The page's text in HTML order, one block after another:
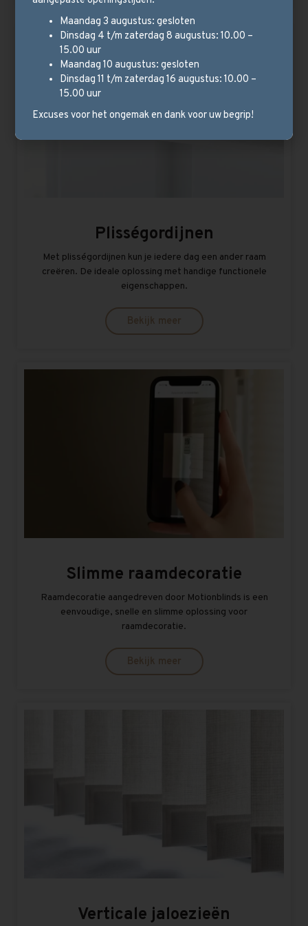
Plisségordijnen
Met plisségordijnen kun je iedere dag een ander raam
creëren. De ideale oplossing met handige functionele
eigenschappen.
Bekijk meer
Slimme raamdecoratie
Raamdecoratie aangedreven door Motionblinds is een
eenvoudige, snelle en slimme oplossing voor
raamdecoratie.
Bekijk meer
Verticale jaloezieën
Maandag 3 augustus: gesloten
Dinsdag 4 t/m zaterdag 8 augustus: 10.00 –
15.00 uur
Maandag 10 augustus: gesloten
Dinsdag 11 t/m zaterdag 16 augustus: 10.00 –
15.00 uur
Excuses voor het ongemak en dank voor uw begrip!